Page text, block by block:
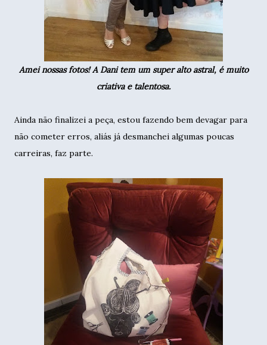
Amei nossas fotos! A Dani tem um super alto astral, é muito
criativa e talentosa.
Ainda não finalizei a peça, estou fazendo bem devagar para
não cometer erros, aliás já desmanchei algumas poucas
carreiras, faz parte.